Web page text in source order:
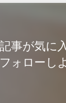
事が気に
フォローし